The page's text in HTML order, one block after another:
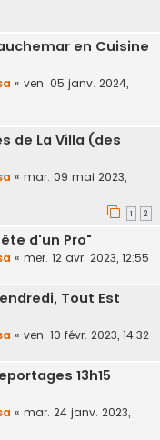
en Cuisine
« ven. 05 janv. 2024,
de La Villa (des
« mar. 09 mai 2023,
1 2
d'un Pro"
« mer. 12 avr. 2023, 12:55
Tout Est
« ven. 10 févr. 2023, 14:32
13h15
« mar. 24 janv. 2023,